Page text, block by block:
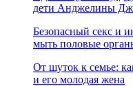
дети Анджелины
Безопасный секс и
мыть половые
От шуток к семье:
и его молодая жена